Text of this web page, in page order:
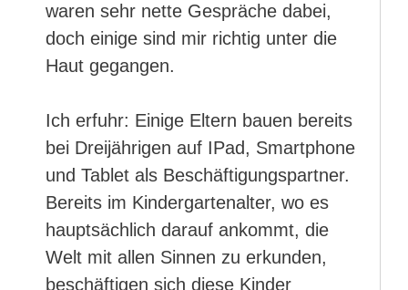
waren sehr nette Gespräche dabei,
doch einige sind mir richtig unter die
Haut gegangen.
Ich erfuhr: Einige Eltern bauen bereits
bei Dreijährigen auf IPad, Smartphone
und Tablet als Beschäftigungspartner.
Bereits im Kindergartenalter, wo es
hauptsächlich darauf ankommt, die
Welt mit allen Sinnen zu erkunden,
beschäftigen sich diese Kinder